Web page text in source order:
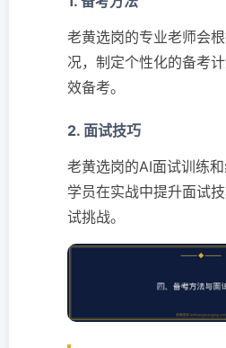
老黄选岗的专业老师会
况，制定个性化的备考
效备考。
2. 面试技巧
老黄选岗的AI面试训练
学员在实战中提升面试
试挑战。